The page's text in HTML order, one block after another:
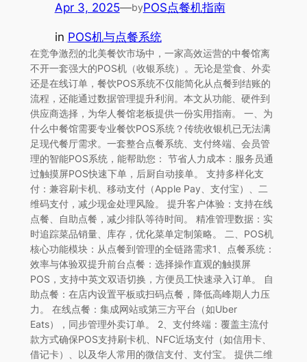
Apr 3, 2025—byPOS点餐机指南
in POS机与点餐系统
在竞争激烈的北美餐饮市场中，一家高效运营的中餐馆离
不开一套强大的POS机（收银系统）。无论是堂食、外卖
还是在线订单，餐饮POS系统不仅能简化从点餐到结账的
流程，还能通过数据管理提升利润。本文从功能、硬件到
供应商选择，为华人餐馆老板提供一份实用指南。 一、为
什么中餐馆需要专业餐饮POS系统？传统收银机已无法满
足现代餐厅需求。一套整合点餐系统、支付终端、会员管
理的智能POS系统，能帮助您： 节省人力成本：服务员通
过触摸屏POS快速下单，后厨自动接单。 支持多样化支
付：兼容刷卡机、移动支付（Apple Pay、支付宝）、二
维码支付，减少现金处理风险。 提升客户体验：支持在线
点餐、自助点餐，减少排队等待时间。 精准管理数据：实
时追踪菜品销量、库存，优化菜单定制策略。 二、POS机
核心功能模块：从点餐到管理的全链路需求1、点餐系统：
效率与体验双提升前台点餐：选择操作直观的触摸屏
POS，支持中英文双语切换，方便员工快速录入订单。 自
助点餐：在店内设置平板或扫码点餐，降低高峰期人力压
力。 在线点餐：集成网站或第三方平台（如Uber
Eats），同步管理外卖订单。 2、支付终端：覆盖主流付
款方式确保POS支持刷卡机、NFC近场支付（如信用卡、
借记卡）、以及华人常用的微信支付、支付宝。 提供二维